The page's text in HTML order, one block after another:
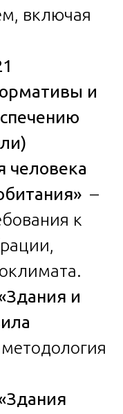
включая
и
человека
–
к
и